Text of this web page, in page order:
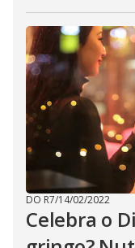
DO R7/14/02/2022
Celebra o